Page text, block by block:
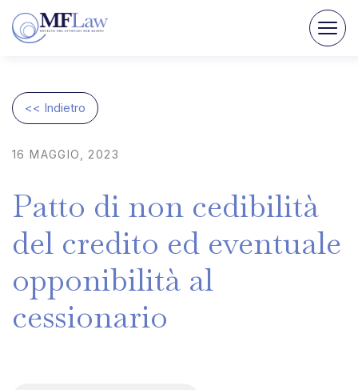
<< Indietro
16 MAGGIO, 2023
Patto di non cedibilità
del credito ed eventuale
opponibilità al
cessionario